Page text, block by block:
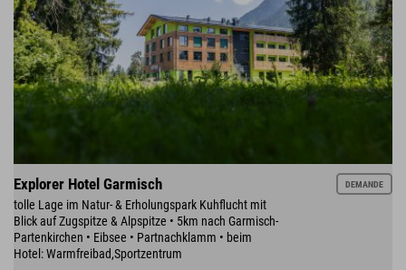
Explorer Hotel Garmisch
tolle Lage im Natur- & Erholungspark Kuhflucht mit
Blick auf Zugspitze & Alpspitze • 5km nach Garmisch-
Partenkirchen • Eibsee • Partnachklamm • beim
Hotel: Warmfreibad,Sportzentrum
DEMANDE